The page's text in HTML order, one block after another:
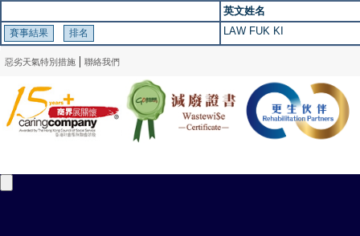
英文姓名
LAW FUK KI